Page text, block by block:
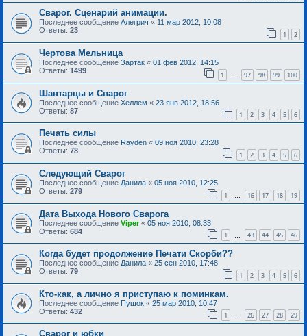
Сварог. Сценарий анимации.
Последнее сообщение Алегрич « 11 мар 2012, 10:08
Ответы: 23 1 2
Чертова Мельница
Последнее сообщение Зартак « 01 фев 2012, 14:15
Ответы: 1499 1 … 97 98 99 100
Шантарцы и Сварог
Последнее сообщение Хеллем « 23 янв 2012, 18:56
Ответы: 87 1 2 3 4 5 6
Печать силы
Последнее сообщение Rayden « 09 ноя 2010, 23:28
Ответы: 78 1 2 3 4 5 6
Следующий Сварог
Последнее сообщение Данила « 05 ноя 2010, 12:25
Ответы: 279 1 … 16 17 18 19
Дата Выхода Нового Сварога
Последнее сообщение Viper« 05 ноя 2010, 08:33
Ответы: 684 1 43 44 45 46
Когда будет продолжение Печати Скорби??
Последнее сообщение Данила « 25 сен 2010, 17:48
Ответы: 79 1 2 3 4 5 6
Кто-как, а лично я приступаю к поминкам.
Последнее сообщение Пушок « 25 мар 2010, 10:47
Ответы: 432 1 26 27 28 29
Сварог и юбки